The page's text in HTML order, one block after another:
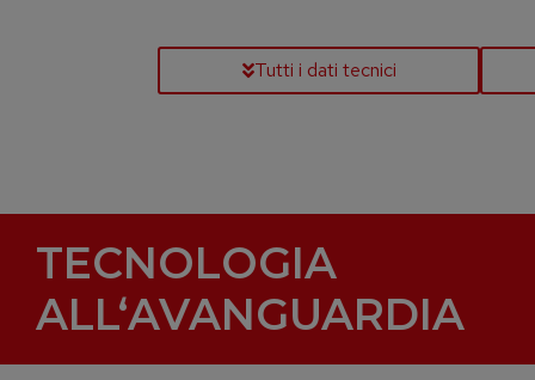
Tutti i dati tecnici
TECNOLOGIA
ALL‘AVANGUARDIA